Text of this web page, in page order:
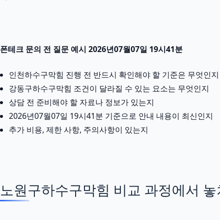
폰테크 문의 전 질문 예시 2026년07월07일 19시41분
인천하수구막힘 진행 전 반드시 확인해야 할 기준은 무엇인지
강동구하수구막힘 조건이 달라질 수 있는 요소는 무엇인지
상담 전 준비해야 할 자료나 정보가 있는지
2026년07월07일 19시41분 기준으로 안내 내용이 최신인지
추가 비용, 제한 사항, 주의사항이 있는지
노원구하수구막힘 비교 과정에서